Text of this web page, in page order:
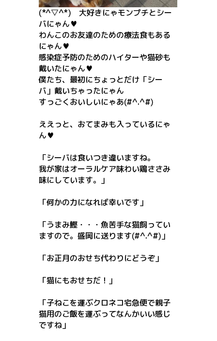
(*^▽^*) 大好きにゃモンプチとシー
バにゃん♥
わんこのお友達のための療法食もある
にゃん♥
感染症予防のためのハイターや猫砂も
戴いたにゃん♥
僕たち、最初にちょっとだけ「シー
バ」戴いちゃったにゃん
すっごくおいしいにゃあ(#^.^#)
ええっと、おてまみも入っているにゃ
ん♥
「シーバは食いつき違いますね。
我が家はオーラルケア味わい鶏ささみ
味にしています。」
「何かの力になれば幸いです」
「うまみ鰹・・・魚苦手な猫飼ってい
ますので。盛岡に送ります(#^.^#)」
「お正月のおせち代わりにどうぞ」
「猫にもおせちだ！」
「子ねこを運ぶクロネコ宅急便で親子
猫用のご飯を運ぶってなんかいい感じ
ですね」